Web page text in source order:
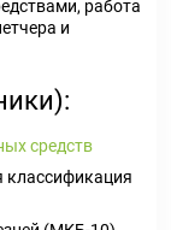
работа
и
средств
классификация